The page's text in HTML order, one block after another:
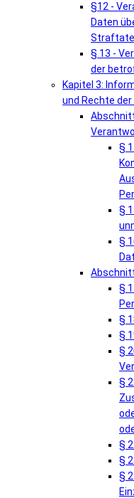
§12 -
Daten
§ 13 -
der
Kapitel 3:
und Rechte
§
§
§
§
§
§
§
§
§
§
§